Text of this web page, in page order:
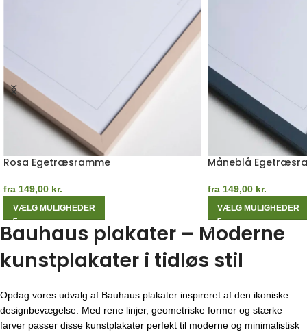
Rosa Egetræsramme
fra 149,00 kr.
VÆLG MULIGHEDER
Måneblå
fra 149,00 kr.
VÆLG MULIGHEDER
Bauhaus plakater – Moderne
kunstplakater i tidløs stil
Opdag vores udvalg af Bauhaus plakater inspireret af den ikoniske
designbevægelse. Med rene linjer, geometriske former og stærke
farver passer disse kunstplakater perfekt til moderne og minimalistisk